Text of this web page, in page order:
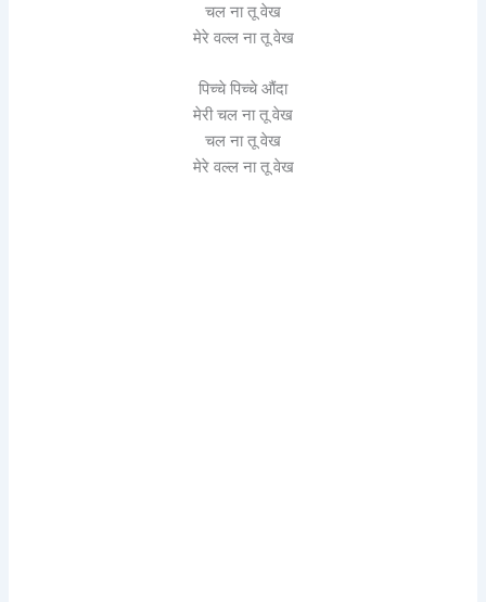
चल ना तू वेख
मेरे वल्ल ना तू वेख
पिच्चे पिच्चे औंदा
मेरी चल ना तू वेख
चल ना तू वेख
मेरे वल्ल ना तू वेख